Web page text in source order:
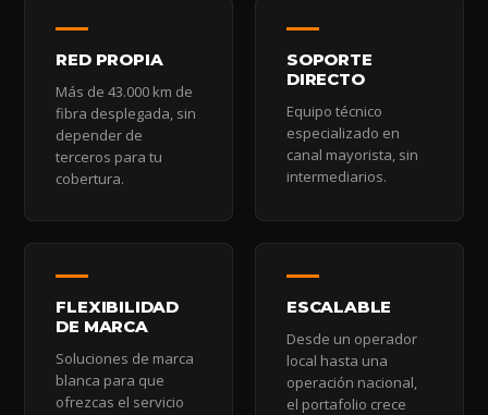
RED PROPIA
Más de 43.000 km de
fibra desplegada, sin
depender de
terceros para tu
cobertura.
SOPORTE
DIRECTO
Equipo técnico
especializado en
canal mayorista, sin
intermediarios.
FLEXIBILIDAD
DE MARCA
Soluciones de marca
blanca para que
ofrezcas el servicio
ESCALABLE
Desde un operador
local hasta una
operación nacional,
el portafolio crece